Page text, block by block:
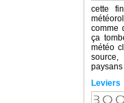
cette
comme
ça
météo
paysans
Leviers